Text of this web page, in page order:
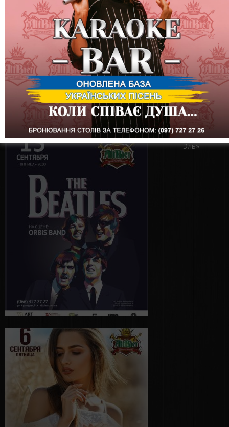
Вечеринка «THE
BEATLES»
6 сентября
(пятница) -
Вечеринка
«PRO100ОСЕНЬ»
7 сентября
(суббота) -
Презентация пива
«Французский
Эль»